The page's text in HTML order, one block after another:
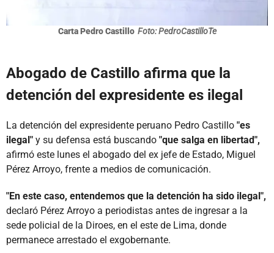
Carta Pedro Castillo Foto: PedroCastilloTe
Abogado de Castillo afirma que la
detención del expresidente es ilegal
La detención del expresidente peruano Pedro Castillo "es
ilegal" y su defensa está buscando "que salga en libertad",
afirmó este lunes el abogado del ex jefe de Estado, Miguel
Pérez Arroyo, frente a medios de comunicación.
"En este caso, entendemos que la detención ha sido ilegal",
declaró Pérez Arroyo a periodistas antes de ingresar a la
sede policial de la Diroes, en el este de Lima, donde
permanece arrestado el exgobernante.